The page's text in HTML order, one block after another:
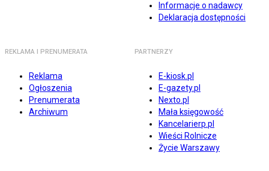
Informacje o nadawcy
Deklaracja dostępności
REKLAMA I PRENUMERATA
Reklama
Ogłoszenia
Prenumerata
Archiwum
PARTNERZY
E-kiosk.pl
E-gazety.pl
Nexto.pl
Mała księgowość
Kancelarierp.pl
Wieści Rolnicze
Życie Warszawy